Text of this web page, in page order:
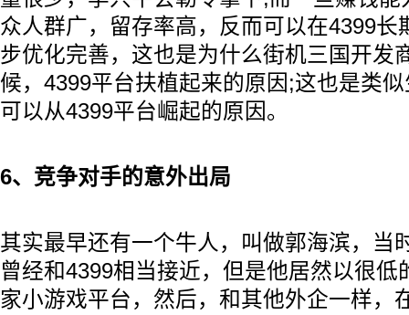
众人群广，留存率高，反而可以在4399长
步优化完善，这也是为什么街机三国开发
候，4399平台扶植起来的原因;这也是类
可以从4399平台崛起的原因。
6、竞争对手的意外出局
其实最早还有一个牛人，叫做郭海滨，当
曾经和4399相当接近，但是他居然以很低
家小游戏平台，然后，和其他外企一样，